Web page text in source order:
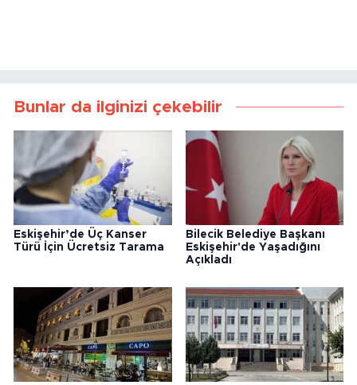
Bunlar da ilginizi çekebilir
Eskişehir’de Üç Kanser
Türü İçin Ücretsiz Tarama
Bilecik Belediye Başkanı
Eskişehir'de Yaşadığını
Açıkladı